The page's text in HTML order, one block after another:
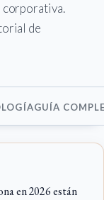
corporativa.
de
GUÍA
en 2026 están